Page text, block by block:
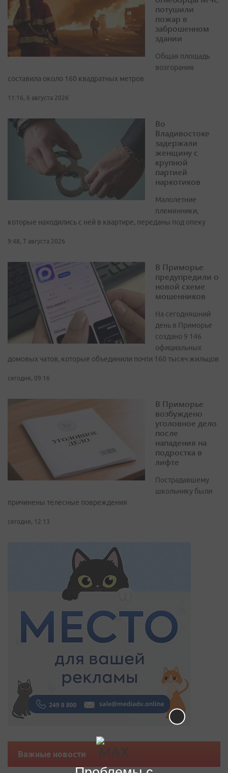
потушили
пожар в
заброшенном
здании
Общая площадь
возгорания
составила около 160 квадратных метров
11:16, 6 августа 2026
Во
Владивостоке
задержали
женщину с
крупной
партией
наркотиков
Малолетние
племянники,
которые находились с ней в квартире, переданы под опеку
9:48, 7 августа 2026
В Приморье
предупредили о
новой схеме
мошенников
На сегодняшний
день в Приморье
создано 9 146
официальных
домовых чатов, которые объединили почти 160 тысяч жильцов
сегодня, 09:16
В Приморье
возбуждено
уголовное дело
после
нападения на
подростка в
лифте
Пострадавшему
школьнику были
причинены телесные повреждения
сегодня, 12:13
Важные новости